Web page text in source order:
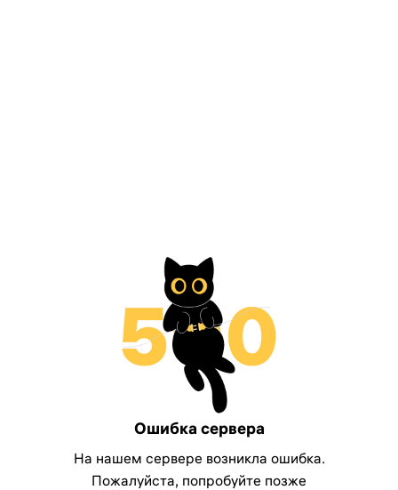
Ошибка сервера
На нашем сервере возникла ошибка.
Пожалуйста, попробуйте позже